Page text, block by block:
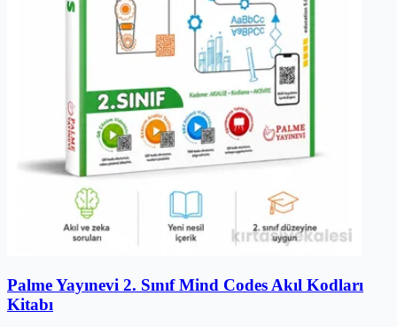
Palme Yayınevi 2. Sınıf Mind Codes Akıl Kodları
Kitabı